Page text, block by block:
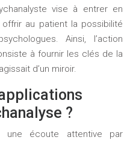
vise à entrer en
au patient la possibilité
Ainsi, l’action
à fournir les clés de la
d’un miroir.
?
une écoute attentive par